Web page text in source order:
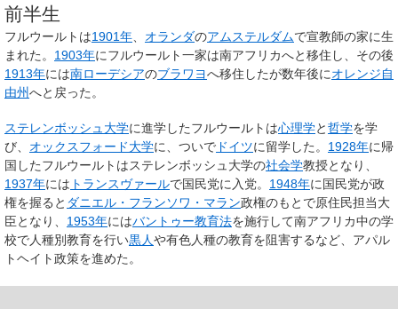
前半生
フルウールトは1901年、 オランダのアムステルダムで宣教師の家に生
まれた。 1903年にフルウールト一家は南アフリカへと移住し、その後
1913年には南ローデシアのブラワヨへ移住したが数年後にオレンジ自
由州へと戻った。
ステレンボッシュ大学に進学したフルウールトは心理学と哲学を学
び、 オックスフォード大学に、ついで ドイツに留学した。 1928年に帰
国したフルウールトはステレンボッシュ大学の社会学教授となり、
1937年には トランスヴァールで国民党に入党。 1948年に国民党が政
権を握ると ダニエル・フランソワ・マラン政権のもとで原住民担当大
臣となり、 1953年にはバントゥー教育法を施行して南アフリカ中の学
校で人種別教育を行い黒人や有色人種の教育を阻害するなど、アパル
トヘイト政策を進めた。